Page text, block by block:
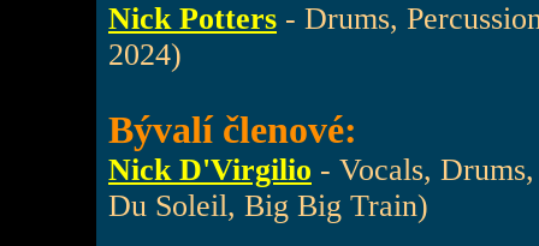
Nick Potters - Drums,
2024)
Bývalí členové:
Nick D'Virgilio - Vocals,
Du Soleil, Big Big Train)